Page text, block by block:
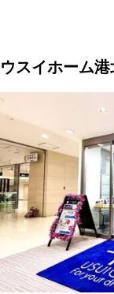
ウスイホーム